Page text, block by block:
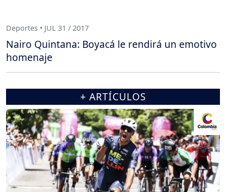
Deportes • JUL 31 / 2017
Nairo Quintana: Boyacá le rendirá un emotivo
homenaje
+ ARTÍCULOS